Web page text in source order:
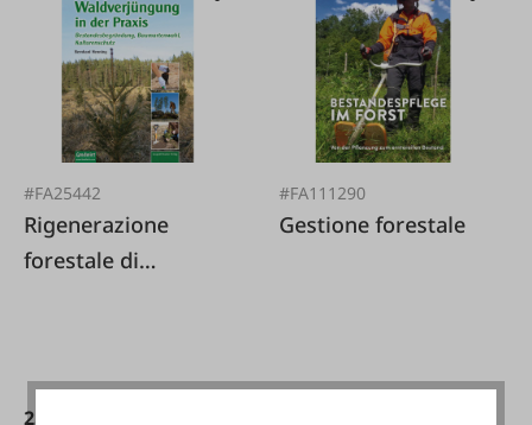
#FA25442
Rigenerazione
forestale di
25,00 €*
#FA111290
Gestione forestale